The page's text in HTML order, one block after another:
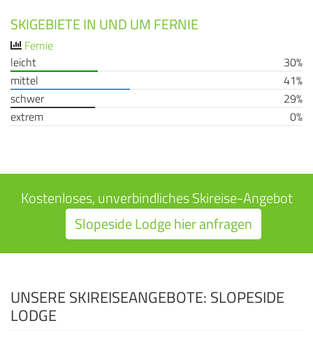
SKIGEBIETE IN UND UM FERNIE
Fernie
leicht
30%
mittel
41%
schwer
29%
extrem
0%
Kostenloses, unverbindliches Skireise-Angebot
Slopeside Lodge hier anfragen
UNSERE SKIREISEANGEBOTE: SLOPESIDE
LODGE